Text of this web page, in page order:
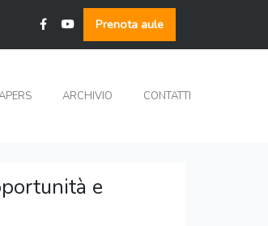
Prenota aule
ARCHIVIO CONTATTI
e